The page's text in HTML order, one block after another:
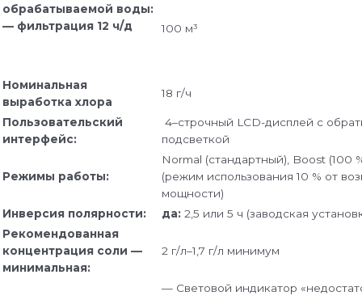
обрабатываемой воды:
— фильтрация 12 ч/д
100 м³
Номинальная
выработка хлора
18 г/ч
Пользовательский
интерфейс:
4–строчный LCD-дисплей с
подсветкой
Режимы работы:
Normal (стандартный), Boost (100
(режим использования 10 % от
мощности)
Инверсия полярности:
да: 2,5 или 5 ч (заводская
Рекомендованная
концентрация соли —
минимальная:
2 г/л–1,7 г/л минимум
— Световой индикатор